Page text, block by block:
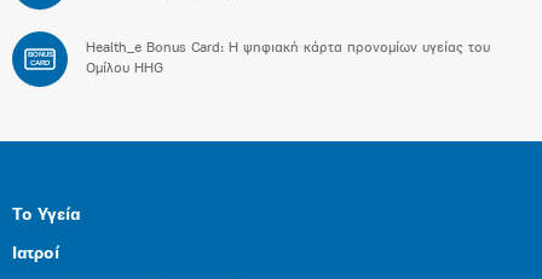
BONUS
CARD
Health_e Bonus Card: H ψηφιακή κάρτα προνομίων υγείας του
Ομίλου HHG
Το Υγεία
Ιατροί